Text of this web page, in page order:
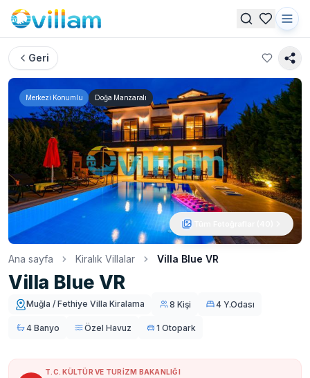
Geri
Merkezi Konumlu Doğa Manzaralı
Ana sayfa Kiralık Villalar Villa Blue VR
Villa Blue VR
Muğla / Fethiye Villa Kiralama 8 Kişi 4 Y.Odası
4 Banyo Özel Havuz 1 Otopark
T.C. KÜLTÜR VE TURİZM BAKANLIĞI